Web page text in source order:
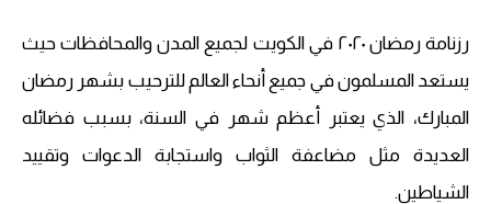
رزنامة رمضان ٢٠٢٠ في الكويت لجميع المدن والمحافظات حيث
يستعد المسلمون في جميع أنحاء العالم للترحيب بشهر رمضان
المبارك، الذي يعتبر أعظم شهر في السنة، بسبب فضائله
العديدة مثل مضاعفة الثواب واستجابة الدعوات وتقييد
الشياطين.